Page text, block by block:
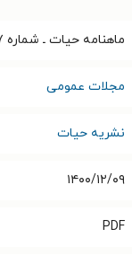
ماهنامه حیات ـ شماره ۱۱۷ ـ بهمن ۱۴۰۰
مجلات عمومی
نشریه حیات
۱۴۰۰/۱۲/۰۹
PDF